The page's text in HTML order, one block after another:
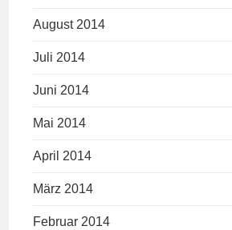
August 2014
Juli 2014
Juni 2014
Mai 2014
April 2014
März 2014
Februar 2014